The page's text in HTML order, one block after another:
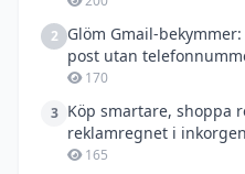
2 Glöm Gmail-
post utan
170
3 Köp smartare, shoppa
reklamregnet i inkorgen
165